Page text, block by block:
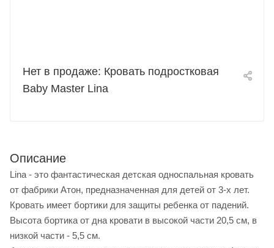
Нет в продаже: Кровать подростковая
Baby Master Lina
Описание
Lina - это фантастическая детская односпальная кровать
от фабрики Атон, предназначенная для детей от 3-х лет.
Кровать имеет бортики для защиты ребенка от падений.
Высота бортика от дна кровати в высокой части 20,5 см, в
низкой части - 5,5 см.